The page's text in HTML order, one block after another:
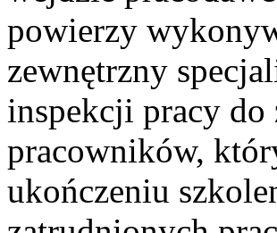
powierzy
zewnętrzny
inspekcji pracy do
pracowników,
ukończeniu